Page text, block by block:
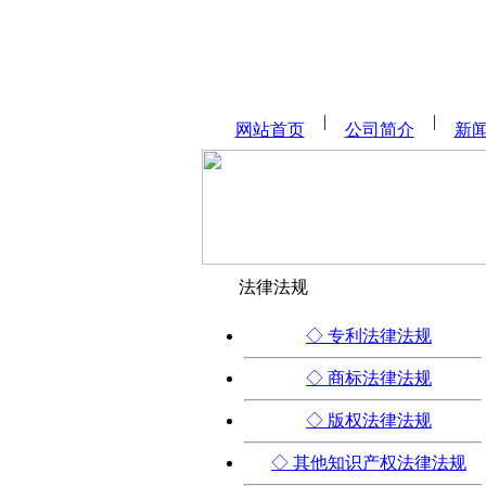
网站首页 公司简介 新
法律法规
◇ 专利法律法规
◇ 商标法律法规
◇ 版权法律法规
◇ 其他知识产权法律法规